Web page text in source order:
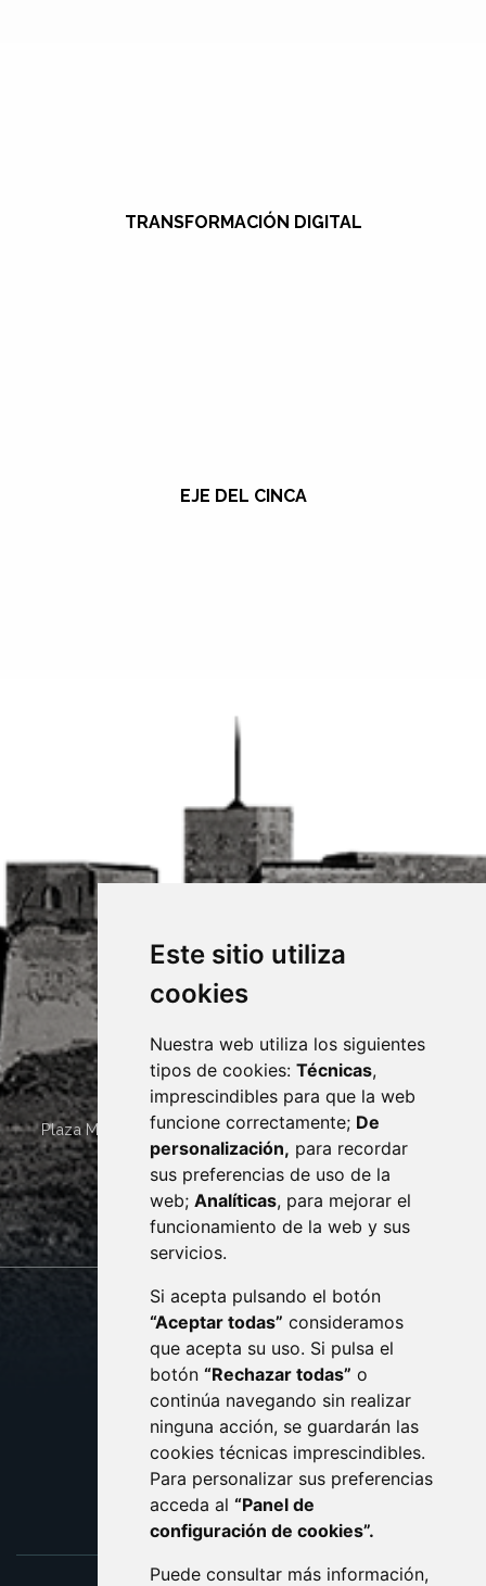
Este sitio utiliza
cookies
Nuestra web utiliza los siguientes
tipos de cookies: Técnicas,
imprescindibles para que la web
funcione correctamente; De
personalización, para recordar
sus preferencias de uso de la
web; Analíticas, para mejorar el
funcionamiento de la web y sus
servicios.
Si acepta pulsando el botón
“Aceptar todas” consideramos
que acepta su uso. Si pulsa el
botón “Rechazar todas” o
continúa navegando sin realizar
ninguna acción, se guardarán las
cookies técnicas imprescindibles.
Para personalizar sus preferencias
acceda al “Panel de
configuración de cookies”.
Puede consultar más información,
TRANSFORMACIÓN DIGITAL
EJE DEL CINCA
Plaza Mayor 4 22400 MONZÓN - ARAGÓN (ESPAÑA)
· (34) 974 400 700 ·
sac@monzon.es
monzon.es
CONTACTO
AVISO LEGAL
PROTECCIÓN DE DATOS
POLÍTICA DE COOKIES
ACCESIBILIDAD
ENLACE EXTERNO AL